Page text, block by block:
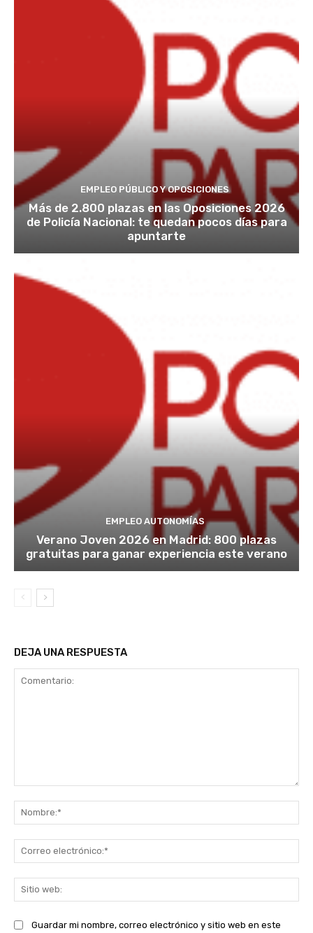
EMPLEO PÚBLICO Y OPOSICIONES
Más de 2.800 plazas en las Oposiciones 2026
de Policía Nacional: te quedan pocos días para
apuntarte
EMPLEO AUTONOMÍAS
Verano Joven 2026 en Madrid: 800 plazas
gratuitas para ganar experiencia este verano
DEJA UNA RESPUESTA
Guardar mi nombre, correo electrónico y sitio web en este